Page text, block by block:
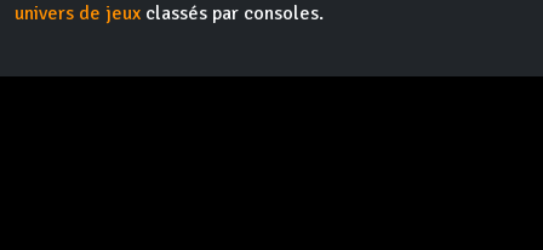
univers de jeux classés par consoles.